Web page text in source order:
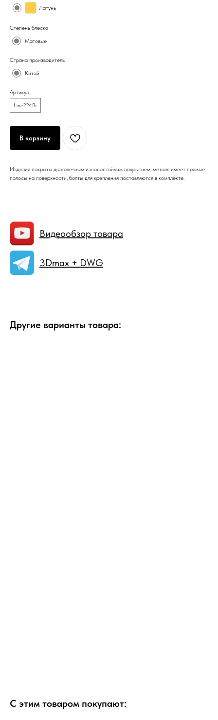
Латунь
Степень блеска
Матовые
Страна производитель
Китай
Артикул
Line224Br
В корзину
Изделия покрыты долговечным износостойким покрытием, металл имеет прямые
полосы на поверхности, болты для крепления поставляются в комплекте.
Видеообзор товара
3Dmax + DWG
Другие варианты товара:
С этим товаром покупают: